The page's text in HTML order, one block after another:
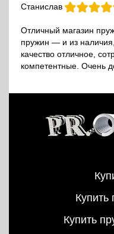
Станислав
Отличный магазин
пружин — и из
качество отличное,
компетентные. Очень
Купить
Купить